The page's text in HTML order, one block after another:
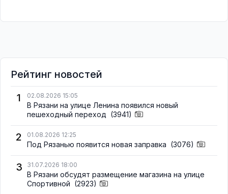
Рейтинг новостей
1
02.08.2026 15:05
В Рязани на улице Ленина появился новый
пешеходный переход (3941)
2 01.08.2026 12:25
Под Рязанью появится новая заправка (3076)
3 31.07.2026 18:00
В Рязани обсудят размещение магазина на улице
Спортивной (2923)